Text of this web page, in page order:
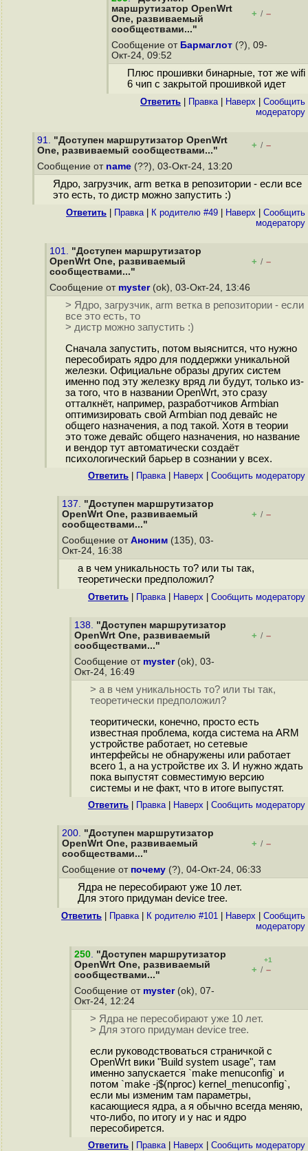
маршрутизатор OpenWrt
One, развиваемый
сообществами..."
+ / –
Сообщение от Бармаглот (?), 09-
Окт-24, 09:52
Плюс прошивки бинарные, тот же wifi
6 чип с закрытой прошивкой идет
Ответить Правка| Наверх
Cообщить
модератору
91. "Доступен маршрутизатор OpenWrt
One, развиваемый сообществами..."
+ / –
Сообщение от name (??), 03-Окт-24, 13:20
Ядро, загрузчик, аrm ветка в репозитории - если все
это есть, то дистр можно запустить :)
Ответить Правка| К родителю #49 Наверх
Cообщить
модератору
101. "Доступен маршрутизатор
OpenWrt One, развиваемый
сообществами..."
+ / –
Сообщение от myster(ok), 03-Окт-24, 13:46
> Ядро, загрузчик, аrm ветка в репозитории - если
все это есть, то
> дистр можно запустить :)
Сначала запустить, потом выяснится, что нужно
пересобирать ядро для поддержки уникальной
железки. Официальне образы других систем
именно под эту железку вряд ли будут, только из-
за того, что в названии OpenWrt, это сразу
отталкнёт, например, разработчиков Armbian
оптимизировать свой Armbian под девайс не
общего назначения, а под такой. Хотя в теории
это тоже девайс общего назначения, но название
и вендор тут автоматически создаёт
психологический барьер в сознании у всех.
Ответить Правка| Наверх Cообщить модератору
137. "Доступен маршрутизатор
OpenWrt One, развиваемый
сообществами..."
+ / –
Сообщение от Аноним (135), 03-
Окт-24, 16:38
а в чем уникальность то? или ты так,
теоретически предположил?
Ответить Правка| Наверх Cообщить модератору
138. "Доступен маршрутизатор
OpenWrt One, развиваемый
сообществами..."
+ / –
Сообщение от myster(ok), 03-
Окт-24, 16:49
> а в чем уникальность то? или ты так,
теоретически предположил?
теоритически, конечно, просто есть
известная проблема, когда система на ARM
устройстве работает, но сетевые
интерфейсы не обнаружены или работает
всего 1, а на устройстве их 3. И нужно ждать
пока выпустят совместимую версию
системы и не факт, что в итоге выпустят.
Ответить Правка| Наверх Cообщить модератору
200. "Доступен маршрутизатор
OpenWrt One, развиваемый
сообществами..."
+ / –
Сообщение от почему (?), 04-Окт-24, 06:33
Ядра не пересобирают уже 10 лет.
Для этого придуман device tree.
Ответить Правка| К родителю #101 Наверх
Cообщить
модератору
250. "Доступен маршрутизатор
OpenWrt One, развиваемый
сообществами..."
+1
+ / –
Сообщение от myster(ok), 07-
Окт-24, 12:24
> Ядра не пересобирают уже 10 лет.
> Для этого придуман device tree.
если руководствоваться страничкой с
OpenWrt вики "Build system usage", там
именно запускается `make menuconfig` и
потом `make -j$(nproc) kernel_menuconfig`,
если мы изменим там параметры,
касающиеся ядра, а я обычно всегда меняю,
что-либо, по итогу и у нас и ядро
пересобирется.
Ответить Правка| Наверх Cообщить модератору